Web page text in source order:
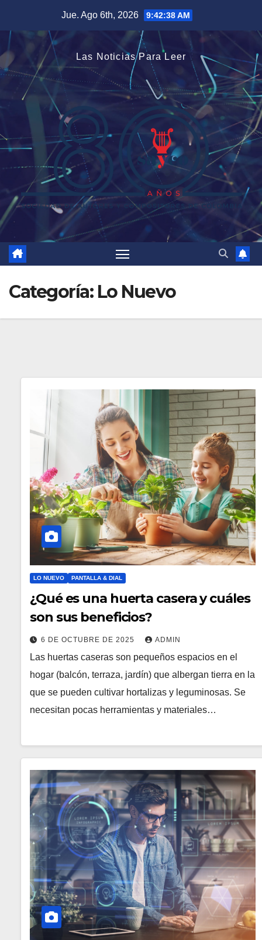
contenido
Jue. Ago 6th, 2026 9:42:40 AM
Las Noticias Para Leer
Categoría: Lo Nuevo
LO NUEVO PANTALLA & DIAL
¿Qué es una huerta casera y cuáles
son sus beneficios?
6 DE OCTUBRE DE 2025 ADMIN
Las huertas caseras son pequeños espacios en el
hogar (balcón, terraza, jardín) que albergan tierra en la
que se pueden cultivar hortalizas y leguminosas. Se
necesitan pocas herramientas y materiales…